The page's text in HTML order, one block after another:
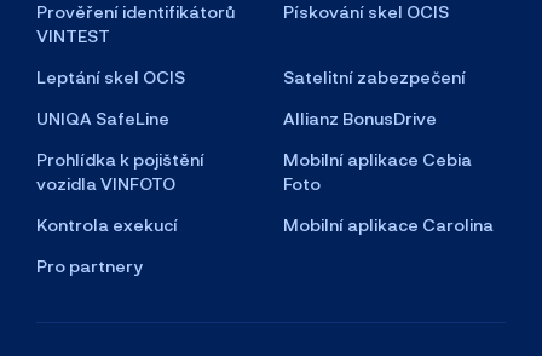
Prověření identifikátorů
VINTEST
Pískování skel OCIS
Leptání skel OCIS
Satelitní zabezpečení
UNIQA SafeLine
Allianz BonusDrive
Prohlídka k pojištění
vozidla VINFOTO
Mobilní aplikace Cebia
Foto
Kontrola exekucí
Mobilní aplikace Carolina
Pro partnery